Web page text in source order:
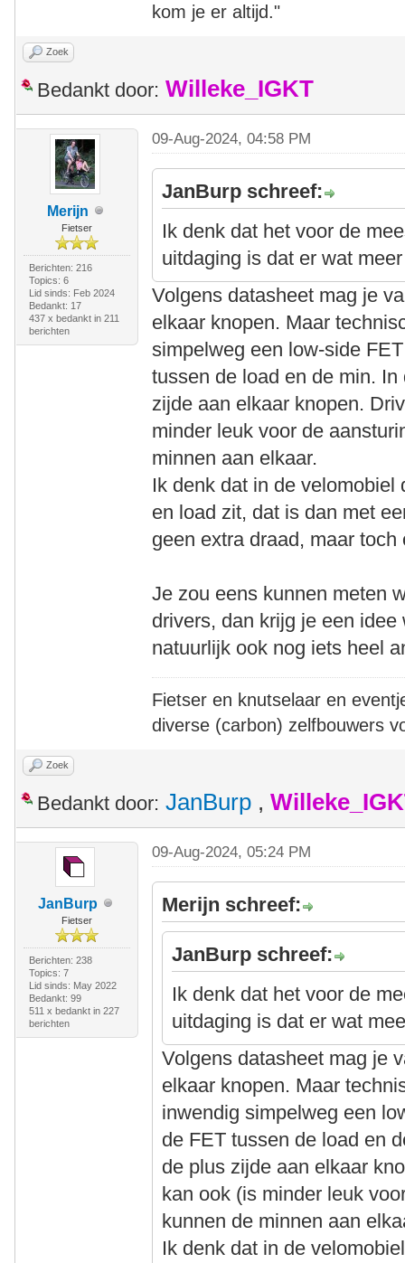
kom je er altijd."
Zoek
Bedankt door: Willeke_IGKT
Merijn
Fietser
Berichten: 216
Topics: 6
Lid sinds: Feb 2024
Bedankt: 17
437 x bedankt in 211
berichten
09-Aug-2024, 04:58 PM
JanBurp schreef:
Ik denk dat het voor de
uitdaging is dat er wat
Volgens datasheet mag je
elkaar knopen. Maar
simpelweg een low-side
tussen de load en de min.
zijde aan elkaar knopen.
minder leuk voor de
minnen aan elkaar.
Ik denk dat in de
en load zit, dat is dan met
geen extra draad, maar
Je zou eens kunnen meten
drivers, dan krijg je een
natuurlijk ook nog iets heel
Fietser en knutselaar en
diverse (carbon) zelfbouwers
Zoek
Bedankt door: JanBurp ,
JanBurp
Fietser
Berichten: 238
Topics: 7
Lid sinds: May 2022
Bedankt: 99
511 x bedankt in 227
berichten
09-Aug-2024, 05:24 PM
Merijn schreef:
JanBurp schreef:
Ik denk dat het voor de
uitdaging is dat er wat
Volgens datasheet mag je
elkaar knopen. Maar
inwendig simpelweg een
de FET tussen de load en
de plus zijde aan elkaar
kan ook (is minder leuk
kunnen de minnen aan
Ik denk dat in de